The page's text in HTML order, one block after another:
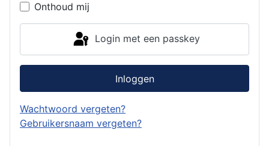
Onthoud mij
Login met een passkey
Inloggen
Wachtwoord vergeten?
Gebruikersnaam vergeten?